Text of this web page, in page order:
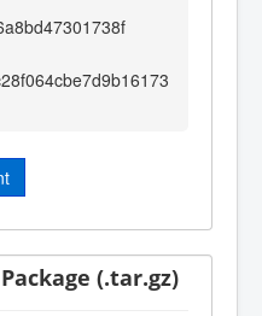
(.tar.gz)